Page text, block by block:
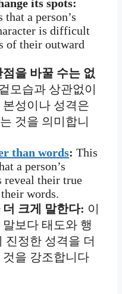
its spots:
a person’s
is difficult
of their outward
을 바꿀 수는 없
모습과 상관없이
성이나 성격은
것을 의미합니
than words: This
a person’s
reveal their true
words.
크게 말한다: 이
보다 태도와 행
진정한 성격을 더
을 강조합니다